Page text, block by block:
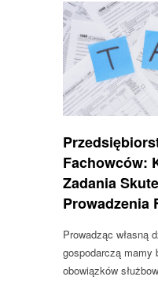
Fachowców:
Zadania
Prowadzenia
Prowadząc własną
gospodarczą mamy
obowiązków